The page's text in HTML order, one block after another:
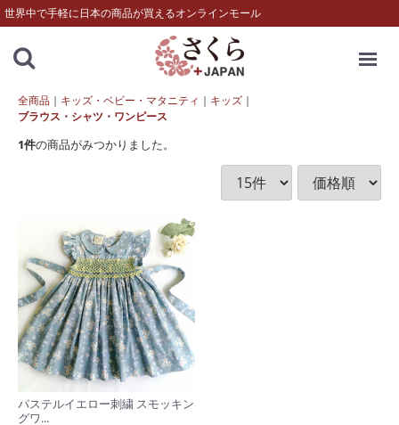
世界中で手軽に日本の商品が買えるオンラインモール
全商品 キッズ・ベビー・マタニティ
キッズ
ブラウス・シャツ・ワンピース
1件の商品がみつかりました。
パステルイエロー刺繍 スモッキン
グワ...